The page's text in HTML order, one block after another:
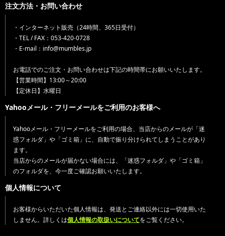
注文方法・お問い合わせ
・インターネット販売（24時間、365日受付）
・TEL / FAX：053-420-0728
・E-mail：info@mumbles.jp
お電話でのご注文・お問い合わせは下記の時間帯にお願いいたします。
【営業時間】13:00～20:00
【定休日】水曜日
Yahooメール・フリーメールをご利用のお客様へ
Yahooメール・フリーメールをご利用の場合、当店からのメールが「迷
惑フォルダ」や「ゴミ箱」に、自動で振り分けられてしまうことがあり
ます。
当店からのメールが届かない場合には、「迷惑フォルダ」や「ゴミ箱」
のフォルダを、今一度ご確認お願いいたします。
個人情報について
お客様からいただいた個人情報は、発送とご連絡以外には一切使用いた
しません。詳しくは個人情報の取扱いについてをご覧ください。